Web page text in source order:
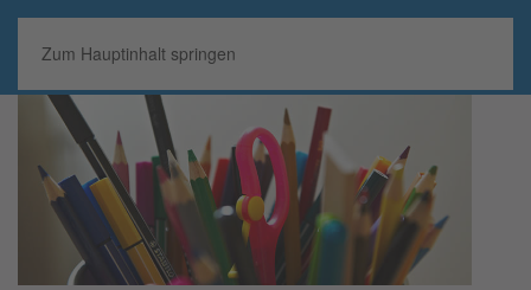
Zum Hauptinhalt springen